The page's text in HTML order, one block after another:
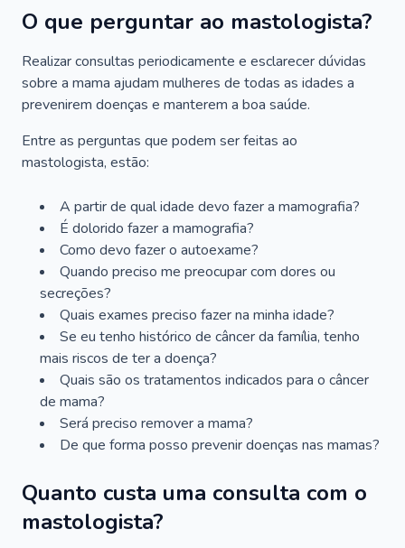
O que perguntar ao mastologista?
Realizar consultas periodicamente e esclarecer dúvidas
sobre a mama ajudam mulheres de todas as idades a
prevenirem doenças e manterem a boa saúde.
Entre as perguntas que podem ser feitas ao
mastologista, estão:
A partir de qual idade devo fazer a mamografia?
É dolorido fazer a mamografia?
Como devo fazer o autoexame?
Quando preciso me preocupar com dores ou
secreções?
Quais exames preciso fazer na minha idade?
Se eu tenho histórico de câncer da família, tenho
mais riscos de ter a doença?
Quais são os tratamentos indicados para o câncer
de mama?
Será preciso remover a mama?
De que forma posso prevenir doenças nas mamas?
Quanto custa uma consulta com o
mastologista?